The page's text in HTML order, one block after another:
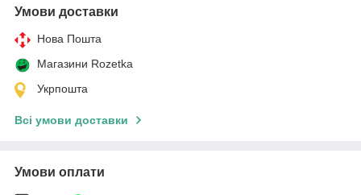
Умови доставки
Нова Пошта
Магазини Rozetka
Укрпошта
Всі умови доставки
Умови оплати